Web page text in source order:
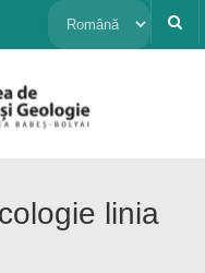
Alege
limbă
linia